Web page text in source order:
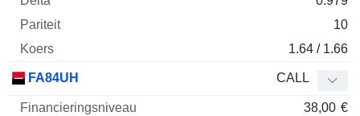
10
1.64 / 1.66
FA84UH CALL
38,00 €